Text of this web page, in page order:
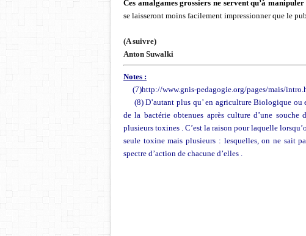
Ces amalgames grossiers ne servent qu’à
se laisseront moins facilement impressionner que le
(A suivre)
Anton Suwalki
Notes :
(7)http://www.gnis-pedagogie.org/pages/mais/
(8) D’autant plus qu’ en agriculture Biologique
de la bactérie obtenues après culture d’une
plusieurs toxines . C’est la raison pour laquelle
seule toxine mais plusieurs : lesquelles, on ne sait
spectre d’action de chacune d’elles .